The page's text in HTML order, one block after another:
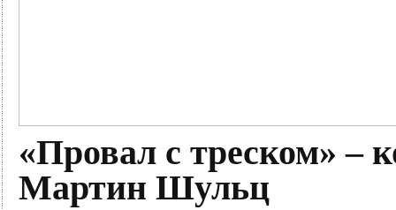
«Провал с треском» –
Мартин Шульц